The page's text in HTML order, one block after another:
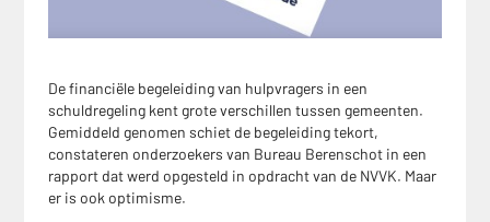
De financiële begeleiding van hulpvragers in een
schuldregeling kent grote verschillen tussen gemeenten.
Gemiddeld genomen schiet de begeleiding tekort,
constateren onderzoekers van Bureau Berenschot in een
rapport dat werd opgesteld in opdracht van de NVVK. Maar
er is ook optimisme.